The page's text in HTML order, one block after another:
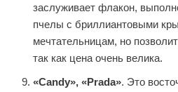
заслуживает флакон,
пчелы с бриллиантовыми
мечтательницам, но
так как цена очень велика.
«Candy», «Prada». Это